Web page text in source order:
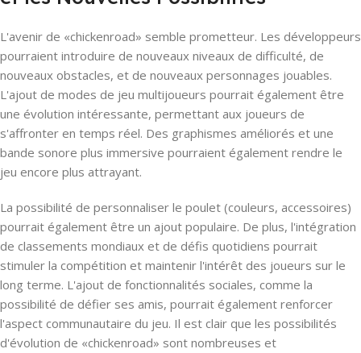
L'avenir de «chickenroad» semble prometteur. Les développeurs
pourraient introduire de nouveaux niveaux de difficulté, de
nouveaux obstacles, et de nouveaux personnages jouables.
L'ajout de modes de jeu multijoueurs pourrait également être
une évolution intéressante, permettant aux joueurs de
s'affronter en temps réel. Des graphismes améliorés et une
bande sonore plus immersive pourraient également rendre le
jeu encore plus attrayant.
La possibilité de personnaliser le poulet (couleurs, accessoires)
pourrait également être un ajout populaire. De plus, l'intégration
de classements mondiaux et de défis quotidiens pourrait
stimuler la compétition et maintenir l'intérêt des joueurs sur le
long terme. L'ajout de fonctionnalités sociales, comme la
possibilité de défier ses amis, pourrait également renforcer
l'aspect communautaire du jeu. Il est clair que les possibilités
d'évolution de «chickenroad» sont nombreuses et